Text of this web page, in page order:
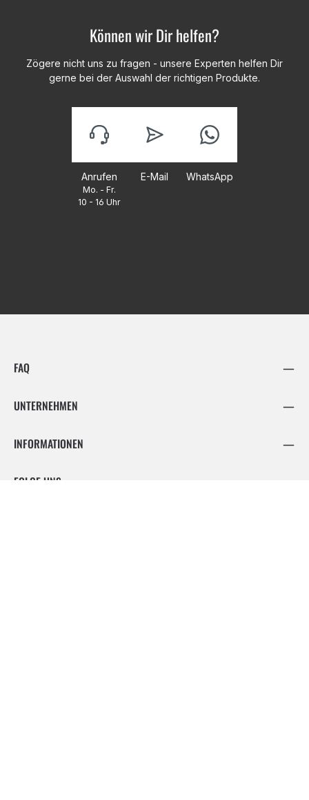
Können wir Dir helfen?
Zögere nicht uns zu fragen - unsere Experten helfen Dir
gerne bei der Auswahl der richtigen Produkte.
Anrufen
Mo. - Fr.
10 - 16 Uhr
E-Mail WhatsApp
FAQ
UNTERNEHMEN
INFORMATIONEN
FOLGE UNS